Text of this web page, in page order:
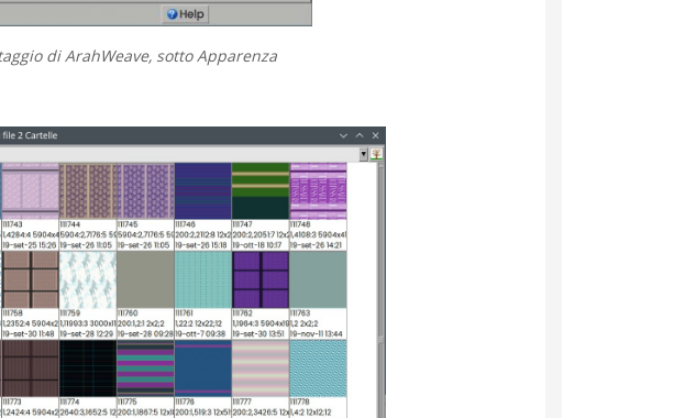
di ArahWeave, sotto Apparenza